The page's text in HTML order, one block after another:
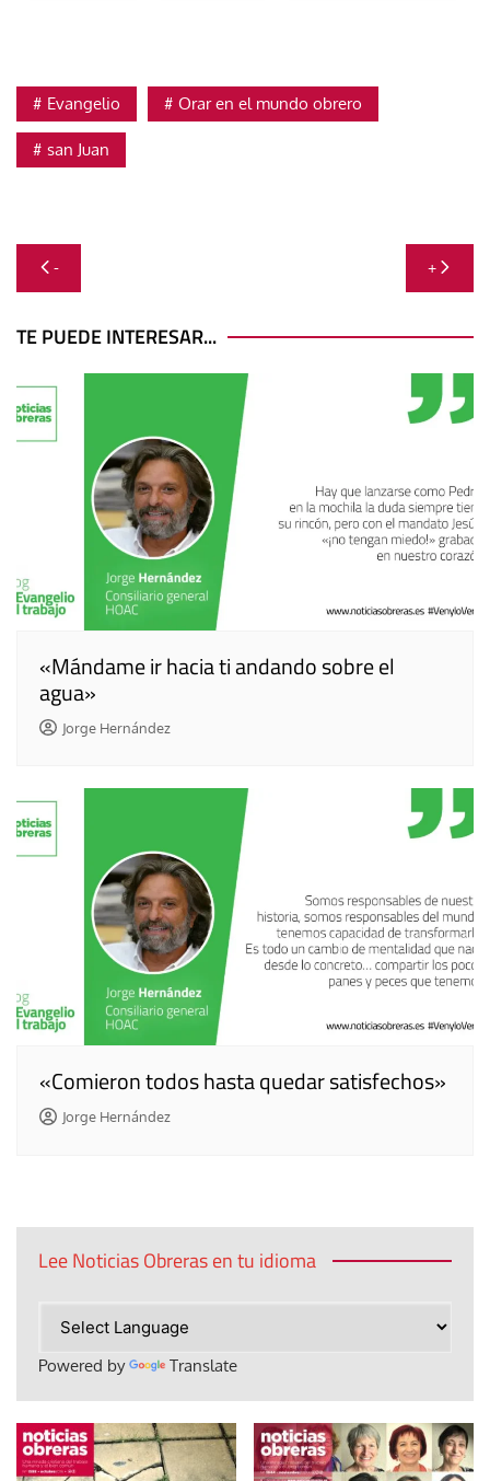
Evangelio Orar en el mundo obrero
san Juan
Navegación
de
entradas
- +
TE PUEDE INTERESAR...
«Mándame ir hacia ti andando sobre el
agua»
Jorge Hernández
«Comieron todos hasta quedar satisfechos»
Jorge Hernández
Lee Noticias Obreras en tu idioma
Powered by Translate